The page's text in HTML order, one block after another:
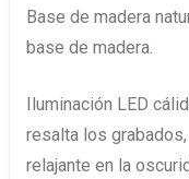
Base de madera
base de madera.
Iluminación LED
resalta los
relajante en la